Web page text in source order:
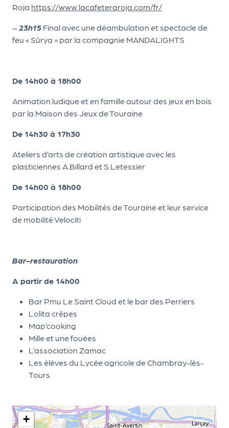
Roja https://www.lacafeteraroja.com/fr/
–23h15 Final avec une déambulation et spectacle de
feu « Sûrya » par la compagnie MANDALIGHTS
De 14h00 à 18h00
Animation ludique et en famille autour des jeux en bois
par la Maison des Jeux de Touraine
De 14h30 à 17h30
Ateliers d’arts de création artistique avec les
plasticiennes A.Billard et S.Letessier
De 14h00 à 18h00
Participation des Mobilités de Touraine et leur service
de mobilité Velociti
Bar-restauration
A partir de 14h00
Bar Pmu Le Saint Cloud et le bar des Perriers
Lolita crêpes
Map’cooking
Mille et une fouées
L’association Zamac
Les élèves du Lycée agricole de Chambray-lès-
Tours
+
P
r
o
s
e
r
n
v
è
n
m
e
n
n
u
a
ir
e
d
e
s
r
g